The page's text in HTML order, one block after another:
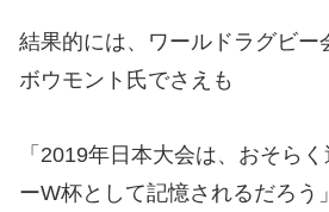
結果的には、ワールドラグビー
ボウモント氏でさえも
「2019年日本大会は、おそら
ーW杯として記憶されるだろう